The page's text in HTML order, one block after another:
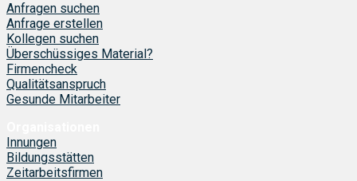
Anfragen suchen
Anfrage erstellen
Kollegen suchen
Überschüssiges Material?
Firmencheck
Qualitätsanspruch
Gesunde Mitarbeiter
Innungen
Bildungsstätten
Zeitarbeitsfirmen